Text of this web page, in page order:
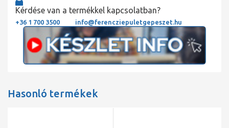
Kérdése van a termékkel kapcsolatban?
+36 1 700 3500 info@ferencziepuletgepeszet.hu
Hasonló termékek